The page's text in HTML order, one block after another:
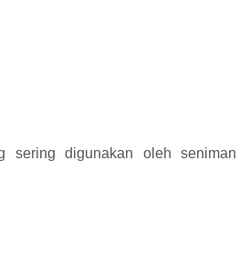
sering digunakan oleh seniman